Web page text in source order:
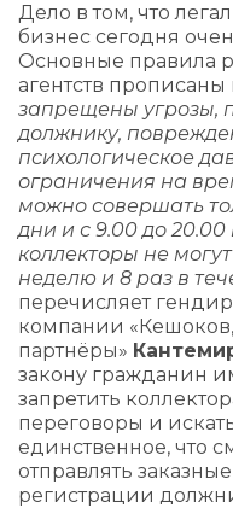
Дело в том, что
бизнес сегодня
Основные правила
агентств
запрещены угрозы,
должнику,
психологическое
ограничения на
можно совершать
дни и с 9.00 до
коллекторы не
неделю и 8 раз в
перечисляет
компании
партнёры»
закону гражданин
запретить
переговоры и
единственное, что
отправлять
регистрации